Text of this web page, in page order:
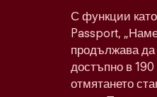
С функции
Passport,
продължава
достъпно в
отмятането